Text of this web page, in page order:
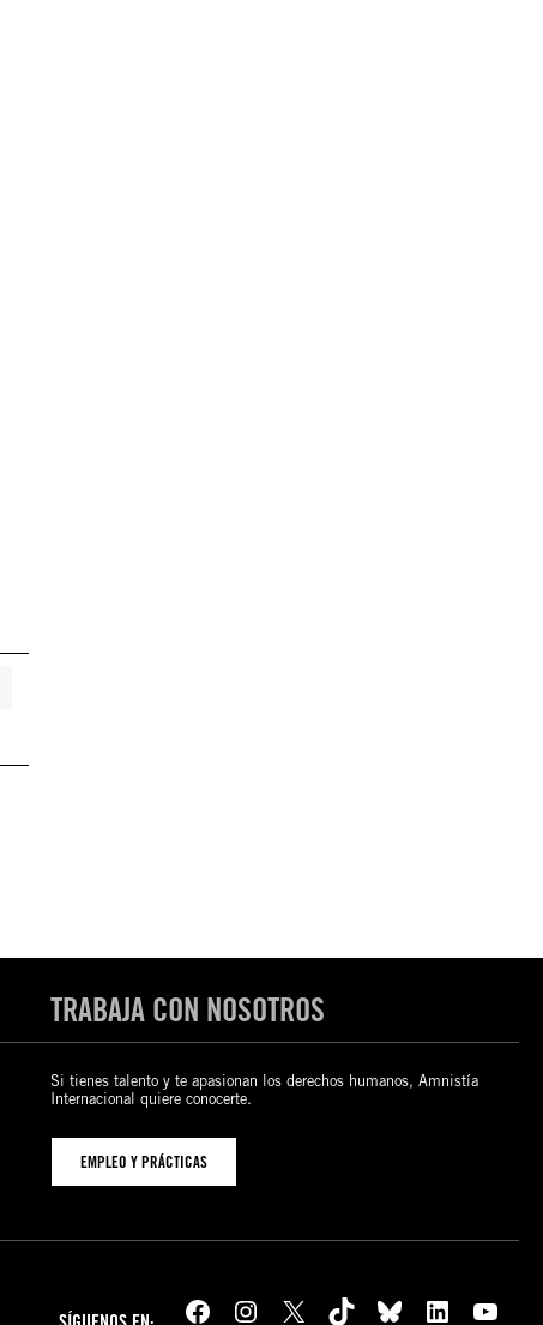
TRABAJA CON NOSOTROS
Si tienes talento y te apasionan los derechos humanos, Amnistía
Internacional quiere conocerte.
EMPLEO Y PRÁCTICAS
Facebook Instagram X TikTok Bluesky LinkedIn YouTube